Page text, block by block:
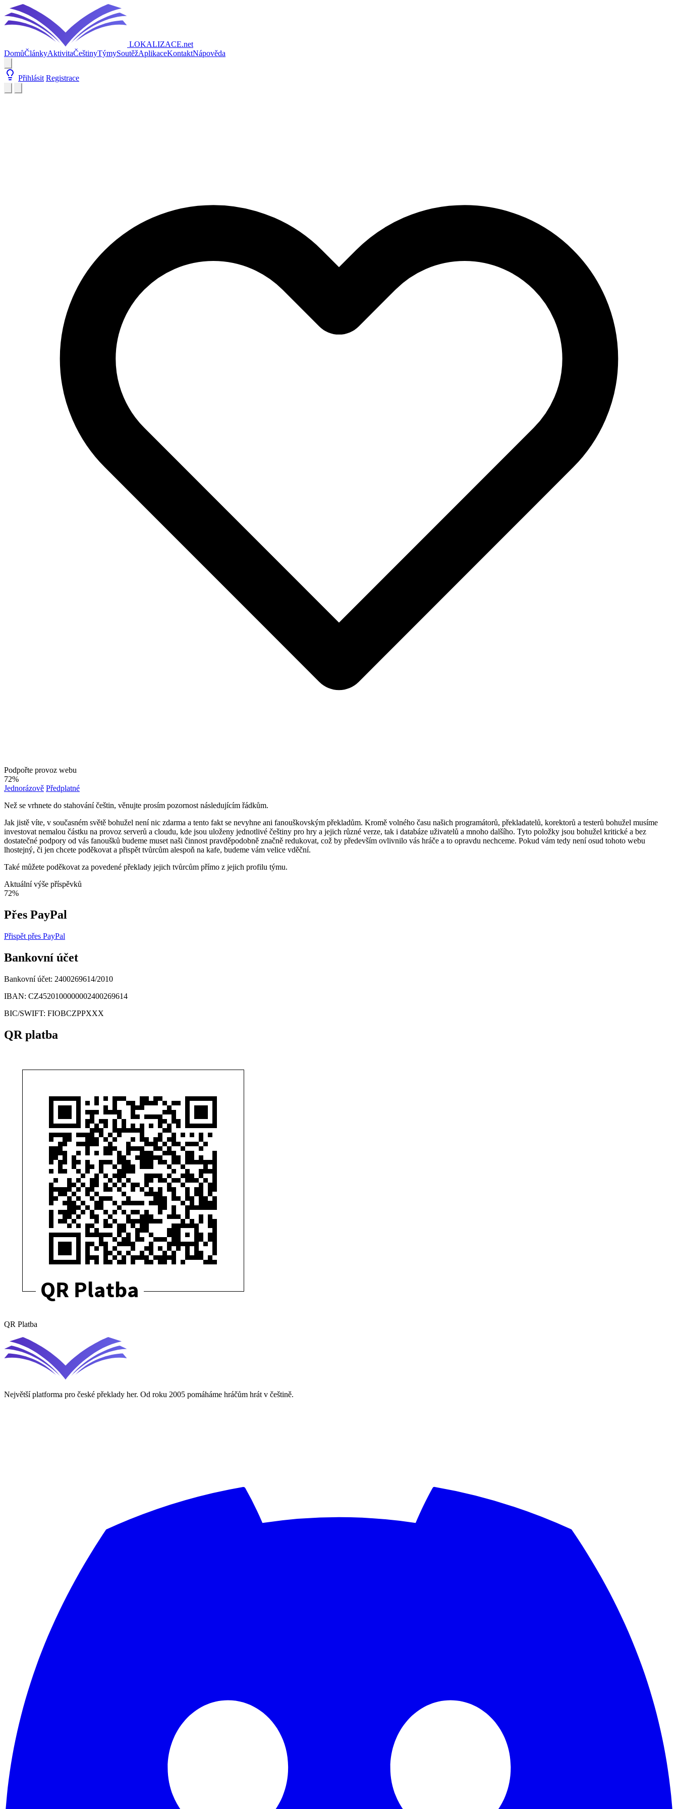
LOKALIZACE.net
DomůČlánkyAktivitaČeštinyTýmySoutěžAplikaceKontaktNápověda
Přihlásit Registrace
Podpořte provoz webu
72%
Jednorázově Předplatné
Než se vrhnete do stahování češtin, věnujte prosím pozornost následujícím řádkům.
Jak jistě víte, v současném světě bohužel není nic zdarma a tento fakt se nevyhne ani fanouškovským překladům. Kromě volného času našich programátorů, překladatelů, korektorů a testerů bohužel musíme
investovat nemalou částku na provoz serverů a cloudu, kde jsou uloženy jednotlivé češtiny pro hry a jejich různé verze, tak i databáze uživatelů a mnoho dalšího. Tyto položky jsou bohužel kritické a bez
dostatečné podpory od vás fanoušků budeme muset naši činnost pravděpodobně značně redukovat, což by především ovlivnilo vás hráče a to opravdu nechceme. Pokud vám tedy není osud tohoto webu
lhostejný, či jen chcete poděkovat a přispět tvůrcům alespoň na kafe, budeme vám velice vděční.
Také můžete poděkovat za povedené překlady jejich tvůrcům přímo z jejich profilu týmu.
Aktuální výše příspěvků
72%
Přes PayPal
Přispět přes PayPal
Bankovní účet
Bankovní účet: 2400269614/2010
IBAN: CZ4520100000002400269614
BIC/SWIFT: FIOBCZPPXXX
QR platba
QR Platba
Největší platforma pro české překlady her. Od roku 2005 pomáháme hráčům hrát v češtině.